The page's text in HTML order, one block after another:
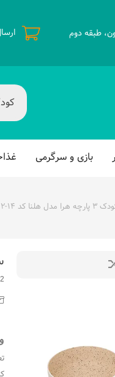
طبقه دوم ارسال
بازی و سرگرمی
کد ۱۴-۲